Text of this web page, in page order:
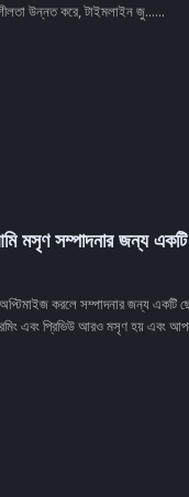
উন্নত করে, টাইমলাইন জু......
মসৃণ সম্পাদনার জন্য
করলে সম্পাদনার জন্য একটি
এবং প্রিভিউ আরও মসৃণ হয় এবং